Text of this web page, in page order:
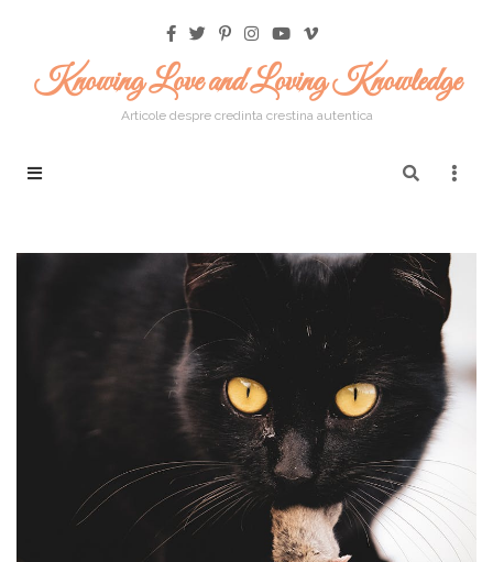
Knowing Love and Loving Knowledge
Articole despre credinta crestina autentica